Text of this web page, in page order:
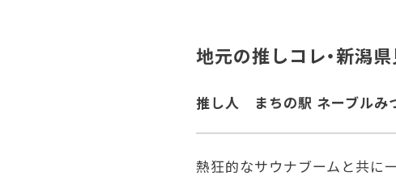
地元の推しコレ・新潟
推し人 まちの駅 ネーブルみ
熱狂的なサウナブームと共に